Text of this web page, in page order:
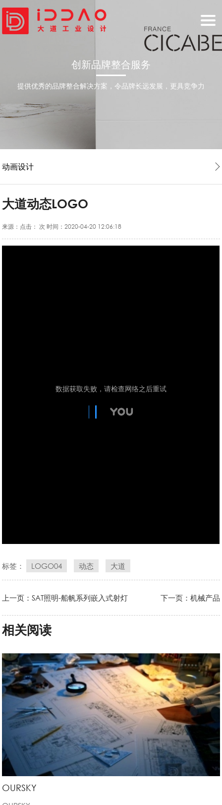
工业设计
BRAND DESIGN
大道服务
NEWS
关于大道
COOPERATION
合作交流
创新品牌整合服务
提供优秀的品牌整合解决方案，令品牌长远发展，更具竞争力
动画设计
大道动态LOGO
来源： 点击： 次时间：2020-04-20 12:06:18
标签： LOGO04 动态 大道
下一页：机械产品
上一页：SAT照明-船帆系列嵌入式射灯
相关阅读
OURSKY